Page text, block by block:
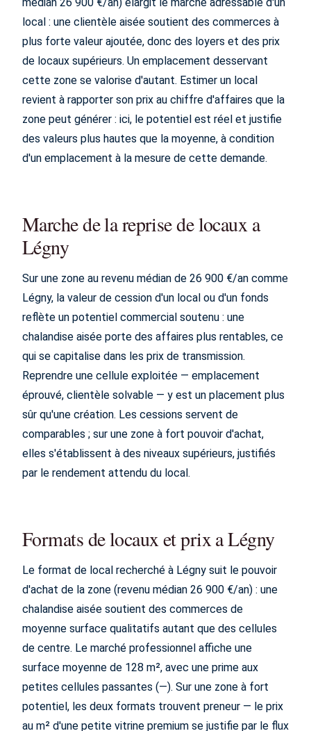
local : une clientèle aisée soutient des commerces à
plus forte valeur ajoutée, donc des loyers et des prix
de locaux supérieurs. Un emplacement desservant
cette zone se valorise d'autant. Estimer un local
revient à rapporter son prix au chiffre d'affaires que la
zone peut générer : ici, le potentiel est réel et justifie
des valeurs plus hautes que la moyenne, à condition
d'un emplacement à la mesure de cette demande.
Marche de la reprise de locaux a
Légny
Sur une zone au revenu médian de 26 900 €/an comme
Légny, la valeur de cession d'un local ou d'un fonds
reflète un potentiel commercial soutenu : une
chalandise aisée porte des affaires plus rentables, ce
qui se capitalise dans les prix de transmission.
Reprendre une cellule exploitée — emplacement
éprouvé, clientèle solvable — y est un placement plus
sûr qu'une création. Les cessions servent de
comparables ; sur une zone à fort pouvoir d'achat,
elles s'établissent à des niveaux supérieurs, justifiés
par le rendement attendu du local.
Formats de locaux et prix a Légny
Le format de local recherché à Légny suit le pouvoir
d'achat de la zone (revenu médian 26 900 €/an) : une
chalandise aisée soutient des commerces de
moyenne surface qualitatifs autant que des cellules
de centre. Le marché professionnel affiche une
surface moyenne de 128 m², avec une prime aux
petites cellules passantes (—). Sur une zone à fort
potentiel, les deux formats trouvent preneur — le prix
au m² d'une petite vitrine premium se justifie par le flux